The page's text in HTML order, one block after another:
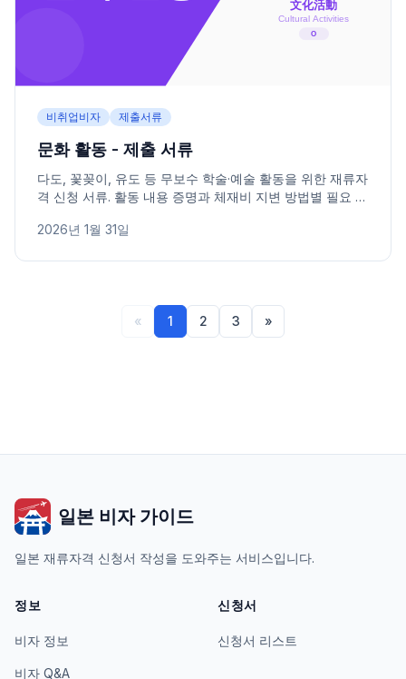
비취업비자 제출서류
문화 활동 - 제출 서류
다도, 꽃꽂이, 유도 등 무보수 학술·예술 활동을 위한 재류자
격 신청 서류. 활동 내용 증명과 체재비 지변 방법별 필요 서
2026년 1월 31일
« 1 2 3 »
일본 비자 가이드
일본 재류자격 신청서 작성을 도와주는 서비스입니다.
정보
비자 정보
비자 Q&A
신청서
신청서 리스트